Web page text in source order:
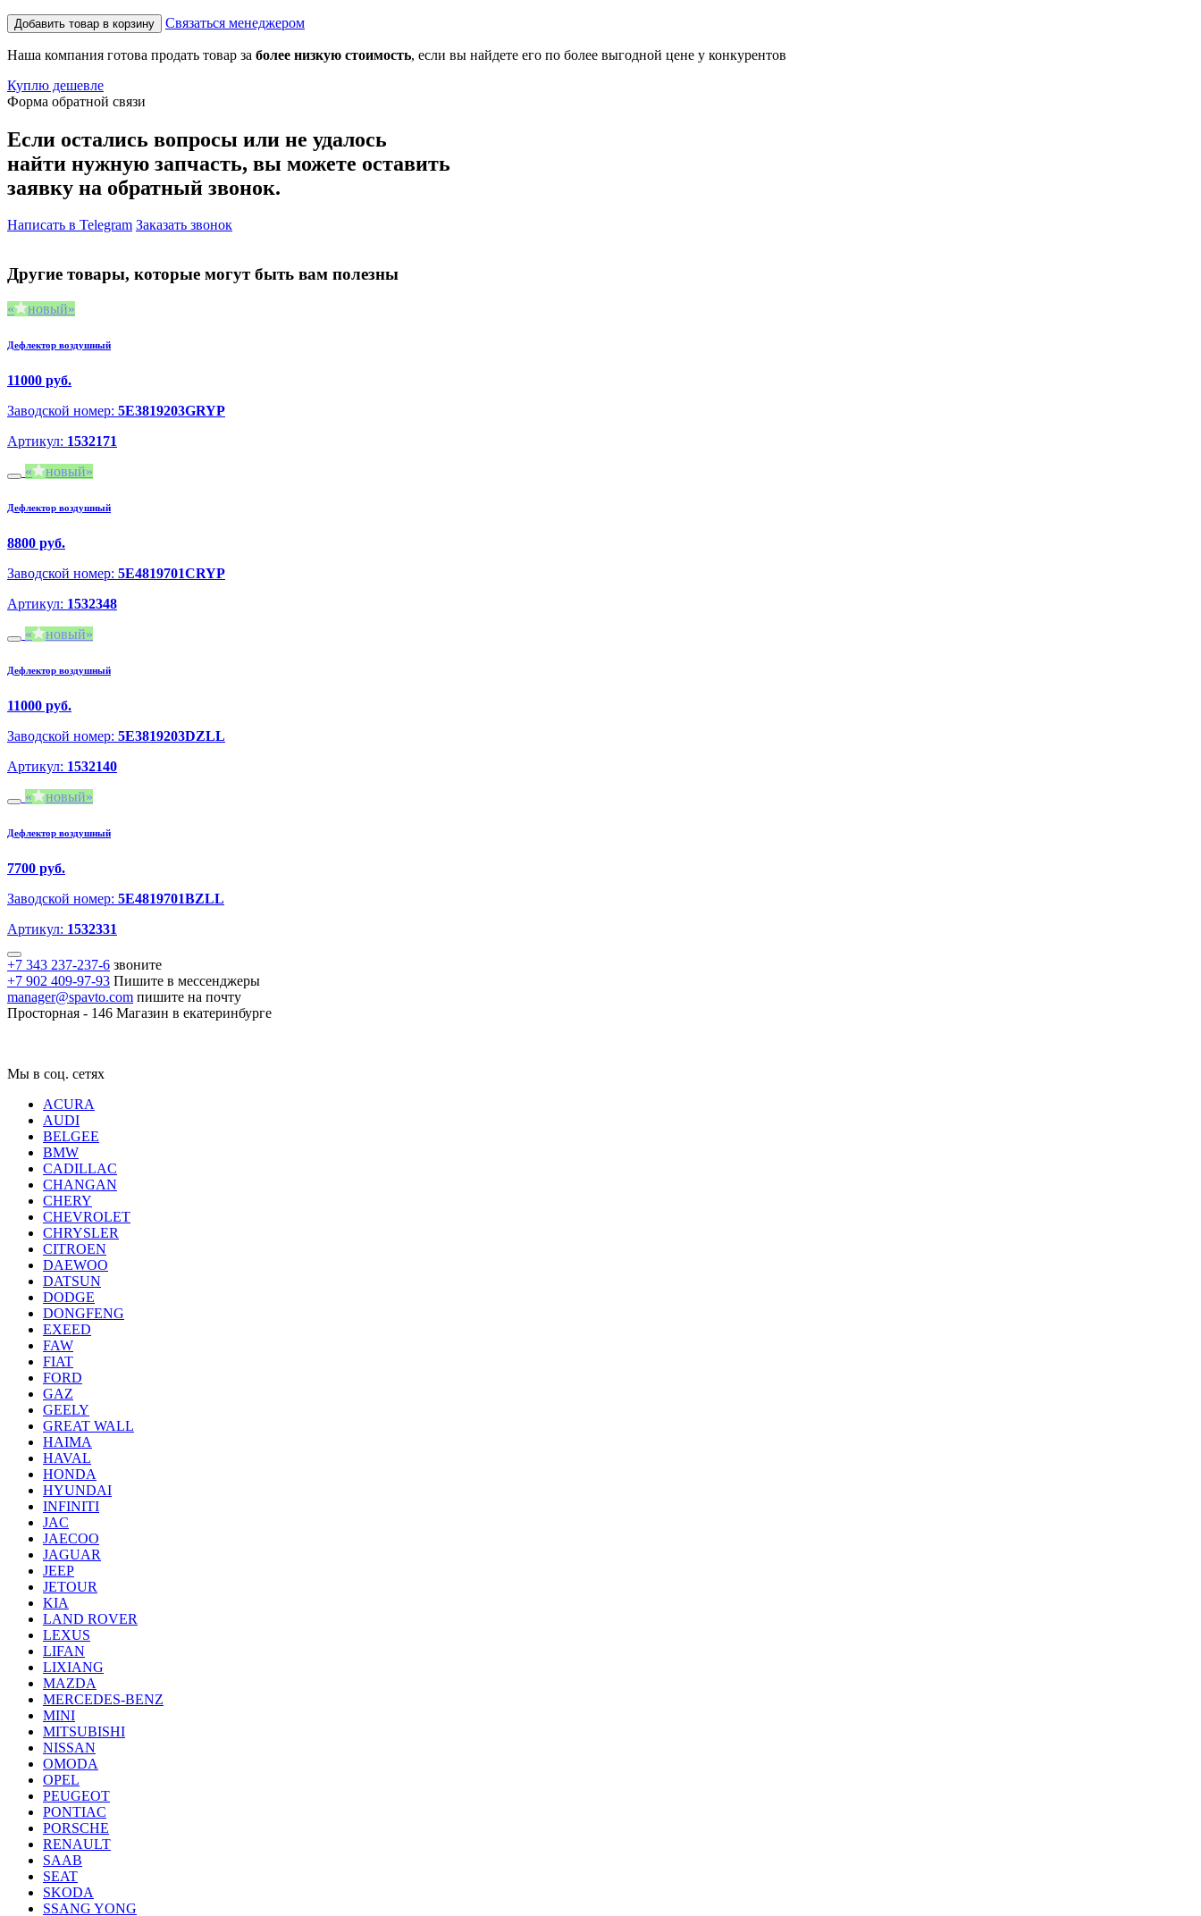
Добавить товар в корзину Связаться менеджером
Наша компания готова продать товар за более низкую стоимость, если вы найдете его по более выгодной цене у конкурентов
Куплю дешевле
Форма обратной связи
Если остались вопросы или не удалось
найти нужную запчасть, вы можете оставить
заявку на обратный звонок.
Написать в Telegram Заказать звонок
Другие товары, которые могут быть вам полезны
новый
Дефлектор воздушный
11000 руб.
Заводской номер: 5E3819203GRYP
Артикул: 1532171
новый
Дефлектор воздушный
8800 руб.
Заводской номер: 5E4819701CRYP
Артикул: 1532348
новый
Дефлектор воздушный
11000 руб.
Заводской номер: 5E3819203DZLL
Артикул: 1532140
новый
Дефлектор воздушный
7700 руб.
Заводской номер: 5E4819701BZLL
Артикул: 1532331
+7 343 237-237-6 звоните
+7 902 409-97-93 Пишите в мессенджеры
manager@spavto.com пишите на почту
Просторная - 146 Магазин в екатеринбурге
Мы в соц. сетях
ACURA
AUDI
BELGEE
BMW
CADILLAC
CHANGAN
CHERY
CHEVROLET
CHRYSLER
CITROEN
DAEWOO
DATSUN
DODGE
DONGFENG
EXEED
FAW
FIAT
FORD
GAZ
GEELY
GREAT WALL
HAIMA
HAVAL
HONDA
HYUNDAI
INFINITI
JAC
JAECOO
JAGUAR
JEEP
JETOUR
KIA
LAND ROVER
LEXUS
LIFAN
LIXIANG
MAZDA
MERCEDES-BENZ
MINI
MITSUBISHI
NISSAN
OMODA
OPEL
PEUGEOT
PONTIAC
PORSCHE
RENAULT
SAAB
SEAT
SKODA
SSANG YONG